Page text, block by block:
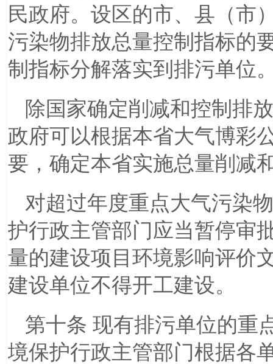
民政府。设区的市、县（市
污染物排放总量控制指标的
制指标分解落实到排污单位
除国家确定削减和控制排
政府可以根据本省大气博彩
要，确定本省实施总量削减
对超过年度重点大气污染
护行政主管部门应当暂停审
量的建设项目环境影响评价
建设单位不得开工建设。
第十条 现有排污单位的重
境保护行政主管部门根据各